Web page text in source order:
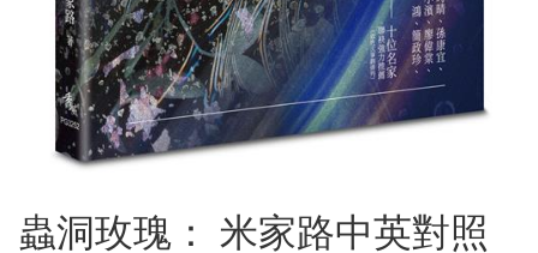
蟲洞玫瑰： 米家路中英對照